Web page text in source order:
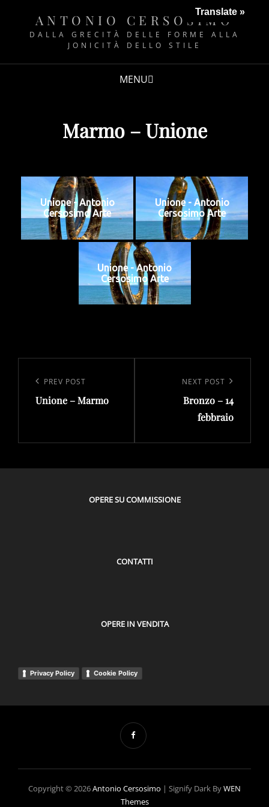
ANTONIO CERSOSIMO
DALLA GRECITÀ DELLE FORME ALLA
JONICITÀ DELLO STILE
MENU
Marmo – Unione
Unione - Antonio
Cersosimo Arte
Unione - Antonio
Cersosimo Arte
Unione - Antonio
Cersosimo Arte
articoli
Previous
Post
PREV POST
Unione – Marmo
NEXT POST
Bronzo – 14
febbraio
OPERE SU COMMISSIONE
CONTATTI
OPERE IN VENDITA
Privacy Policy Cookie Policy
Copyright © 2026Antonio Cersosimo | Signify Dark ByWEN
Themes
Translate »